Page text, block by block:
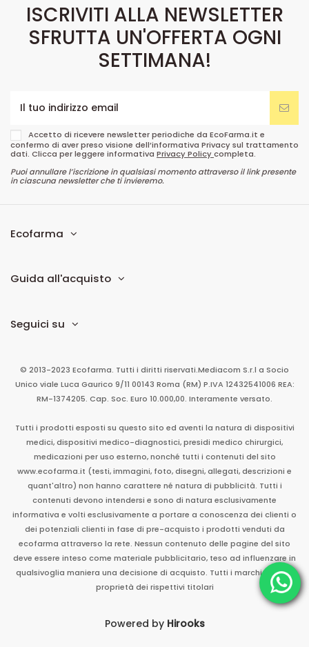
ISCRIVITI ALLA NEWSLETTER
SFRUTTA UN'OFFERTA OGNI
SETTIMANA!
Accetto di ricevere newsletter periodiche da EcoFarma.it e
confermo di aver preso visione dell’informativa Privacy sul trattamento
dati. Clicca per leggere informativa Privacy Policycompleta.
Puoi annullare l’iscrizione in qualsiasi momento attraverso il link presente
in ciascuna newsletter che ti invieremo.
Ecofarma
Guida all'acquisto
Seguici su
© 2013-2023 Ecofarma. Tutti i diritti riservati.Mediacom S.r.l a Socio
Unico viale Luca Gaurico 9/11 00143 Roma (RM) P.IVA 12432541006 REA:
RM-1374205. Cap. Soc. Euro 10.000,00. Interamente versato.
Tutti i prodotti esposti su questo sito ed aventi la natura di dispositivi
medici, dispositivi medico-diagnostici, presidi medico chirurgici,
medicazioni per uso esterno, nonché tutti i contenuti del sito
www.ecofarma.it (testi, immagini, foto, disegni, allegati, descrizioni e
quant'altro) non hanno carattere né natura di pubblicità. Tutti i
contenuti devono intendersi e sono di natura esclusivamente
informativa e volti esclusivamente a portare a conoscenza dei clienti o
dei potenziali clienti in fase di pre-acquisto i prodotti venduti da
ecofarma attraverso la rete. Nessun contenuto delle pagine del sito
deve essere inteso come materiale pubblicitario, teso ad influenzare in
qualsivoglia maniera una decisione di acquisto. Tutti i marchi sono di
proprietà dei rispettivi titolari
Powered by Hirooks